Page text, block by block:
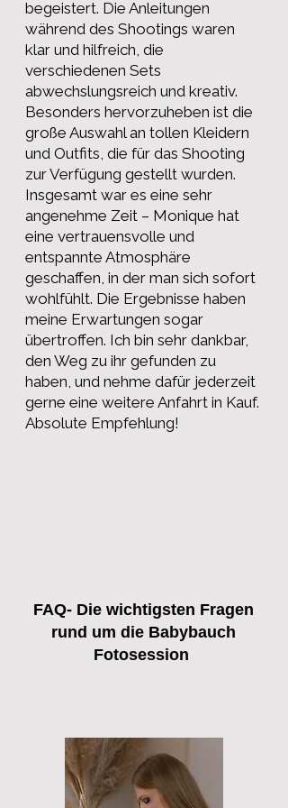
begeistert. Die Anleitungen
während des Shootings waren
klar und hilfreich, die
verschiedenen Sets
abwechslungsreich und kreativ.
Besonders hervorzuheben ist die
große Auswahl an tollen Kleidern
und Outfits, die für das Shooting
zur Verfügung gestellt wurden.
Insgesamt war es eine sehr
angenehme Zeit – Monique hat
eine vertrauensvolle und
entspannte Atmosphäre
geschaffen, in der man sich sofort
wohlfühlt. Die Ergebnisse haben
meine Erwartungen sogar
übertroffen. Ich bin sehr dankbar,
den Weg zu ihr gefunden zu
haben, und nehme dafür jederzeit
gerne eine weitere Anfahrt in Kauf.
Absolute Empfehlung!
FAQ- Die wichtigsten Fragen
rund um die Babybauch
Fotosession